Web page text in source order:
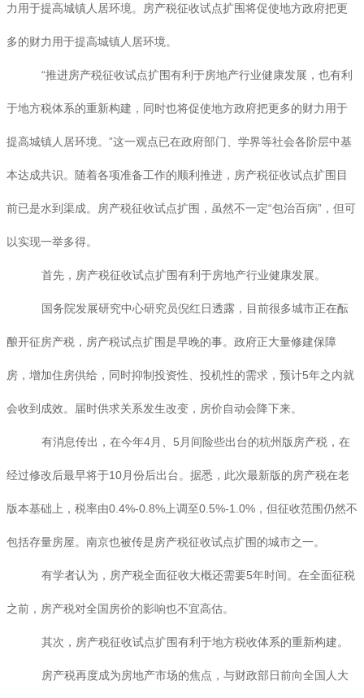
力用于提高城镇人居环境。房产税征收试点扩围将促使地方政府把更
多的财力用于提高城镇人居环境。
“推进房产税征收试点扩围有利于房地产行业健康发展，也有利
于地方税体系的重新构建，同时也将促使地方政府把更多的财力用于
提高城镇人居环境。”这一观点已在政府部门、学界等社会各阶层中基
本达成共识。随着各项准备工作的顺利推进，房产税征收试点扩围目
前已是水到渠成。房产税征收试点扩围，虽然不一定“包治百病”，但可
以实现一举多得。
首先，房产税征收试点扩围有利于房地产行业健康发展。
国务院发展研究中心研究员倪红日透露，目前很多城市正在酝
酿开征房产税，房产税试点扩围是早晚的事。政府正大量修建保障
房，增加住房供给，同时抑制投资性、投机性的需求，预计5年之内就
会收到成效。届时供求关系发生改变，房价自动会降下来。
有消息传出，在今年4月、5月间险些出台的杭州版房产税，在
经过修改后最早将于10月份后出台。据悉，此次最新版的房产税在老
版本基础上，税率由0.4%-0.8%上调至0.5%-1.0%，但征收范围仍然不
包括存量房屋。南京也被传是房产税征收试点扩围的城市之一。
有学者认为，房产税全面征收大概还需要5年时间。在全面征税
之前，房产税对全国房价的影响也不宜高估。
其次，房产税征收试点扩围有利于地方税收体系的重新构建。
房产税再度成为房地产市场的焦点，与财政部日前向全国人大